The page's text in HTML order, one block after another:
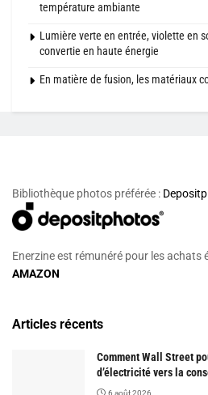
température ambiante
Lumière verte en entrée, violette en
convertie en haute énergie
En matière de fusion, les matériaux
Bibliothèque photos préférée :
Enerzine est rémunéré pour les achats
AMAZON
Articles récents
Comment Wall Street
d’électricité vers la
6 août 2026